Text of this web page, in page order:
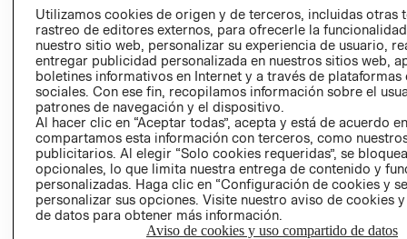
EMPRESARIAL
CONDICIONES
AVISO DE
PRIVACIDAD
GIFT CARD
COOKIES
Utilizamos cookies de origen y de terceros, incluidas otras
rastreo de editores externos, para ofrecerle la
nuestro sitio web, personalizar su experiencia de usuario,
entregar publicidad personalizada en nuestros sitios web,
boletines informativos en Internet y a través de plataformas
sociales. Con ese fin, recopilamos información sobre el
patrones de navegación y el dispositivo.
Al hacer clic en “Aceptar todas”, acepta y está de acuerdo
compartamos esta información con terceros, como
publicitarios. Al elegir “Solo cookies requeridas”, se
opcionales, lo que limita nuestra entrega de contenido y
personalizadas. Haga clic en “Configuración de cookies y
personalizar sus opciones. Visite nuestro aviso de cookies
de datos para obtener más información.
Aviso de cookies y uso compartido de datos